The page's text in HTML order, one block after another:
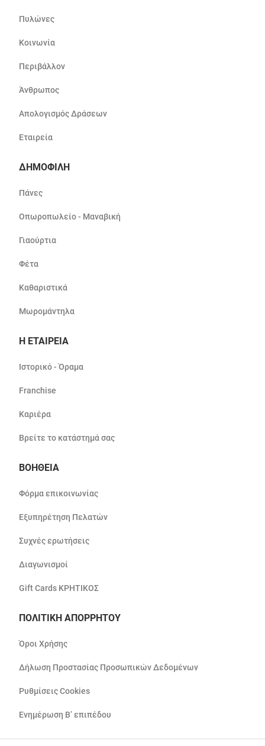
Πυλώνες
Κοινωνία
Περιβάλλον
Άνθρωπος
Απολογισμός Δράσεων
Εταιρεία
ΔΗΜΟΦΙΛΗ
Πάνες
Οπωροπωλείο - Μαναβική
Γιαούρτια
Φέτα
Καθαριστικά
Μωρομάντηλα
Η ΕΤΑΙΡΕΙΑ
Ιστορικό - Όραμα
Franchise
Καριέρα
Βρείτε το κατάστημά σας
ΒΟΗΘΕΙΑ
Φόρμα επικοινωνίας
Εξυπηρέτηση Πελατών
Συχνές ερωτήσεις
Διαγωνισμοί
Gift Cards ΚΡΗΤΙΚΟΣ
ΠΟΛΙΤΙΚΗ ΑΠΟΡΡΗΤΟΥ
Όροι Χρήσης
Δήλωση Προστασίας Προσωπικών Δεδομένων
Ρυθμίσεις Cookies
Ενημέρωση Β’ επιπέδου